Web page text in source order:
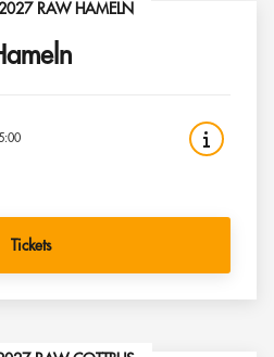
RAW HAMELN
Tickets